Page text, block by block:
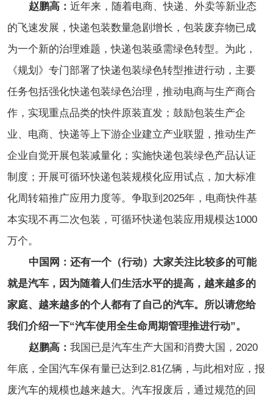
赵鹏高： 近年来，随着电商、快递、外卖等新业态
的飞速发展，快递包装数量急剧增长，包装废弃物已成
为一个新的治理难题，快递包装亟需绿色转型。为此，
《规划》专门部署了快递包装绿色转型推进行动，主要
任务包括强化快递包装绿色治理，推动电商与生产商合
作，实现重点品类的快件原装直发；鼓励包装生产企
业、电商、快递等上下游企业建立产业联盟，推动生产
企业自觉开展包装减量化；实施快递包装绿色产品认证
制度；开展可循环快递包装规模化应用试点，加大标准
化周转箱推广应用力度等。争取到2025年，电商快件基
本实现不再二次包装，可循环快递包装应用规模达1000
万个。
中国网：还有一个（行动）大家关注比较多的可能
就是汽车，因为随着人们生活水平的提高，越来越多的
家庭、越来越多的个人都有了自己的汽车。所以请您给
我们介绍一下“汽车使用全生命周期管理推进行动”。
赵鹏高： 我国已是汽车生产大国和消费大国，2020
年底，全国汽车保有量已达到2.81亿辆，与此相对应，报
废汽车的规模也越来越大。汽车报废后，通过规范的回